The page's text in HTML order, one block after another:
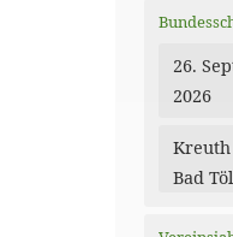
26.
2026
Kreuth
Bad